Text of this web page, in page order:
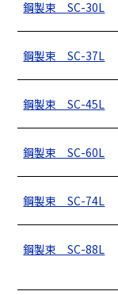
フレコン・袋物
シーリング剤
家、マン
建てる（
基礎工
コンク
イベント
バリケード
季節
鋼製束 SC-30L
鋼製束 SC-37L
鋼製束 SC-45L
鋼製束 SC-60L
鋼製束 SC-74L
鋼製束 SC-88L